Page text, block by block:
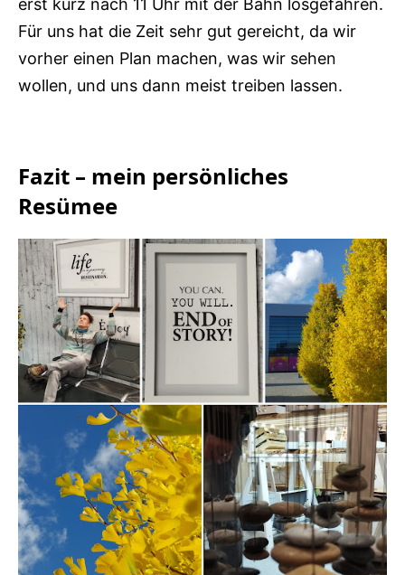
erst kurz nach 11 Uhr mit der Bahn losgefahren.
Für uns hat die Zeit sehr gut gereicht, da wir
vorher einen Plan machen, was wir sehen
wollen, und uns dann meist treiben lassen.
Fazit – mein persönliches
Resümee